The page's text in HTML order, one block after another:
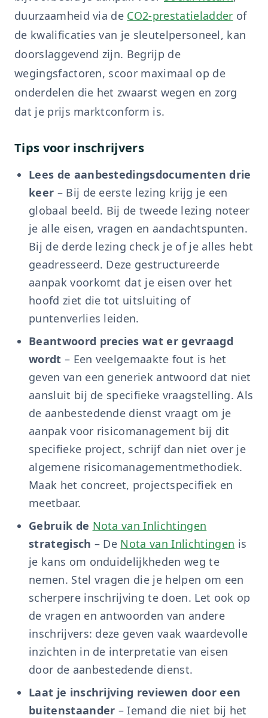
duurzaamheid via de CO2-prestatieladder of
de kwalificaties van je sleutelpersoneel, kan
doorslaggevend zijn. Begrijp de
wegingsfactoren, scoor maximaal op de
onderdelen die het zwaarst wegen en zorg
dat je prijs marktconform is.
Tips voor inschrijvers
Lees de aanbestedingsdocumenten drie
keer – Bij de eerste lezing krijg je een
globaal beeld. Bij de tweede lezing noteer
je alle eisen, vragen en aandachtspunten.
Bij de derde lezing check je of je alles hebt
geadresseerd. Deze gestructureerde
aanpak voorkomt dat je eisen over het
hoofd ziet die tot uitsluiting of
puntenverlies leiden.
Beantwoord precies wat er gevraagd
wordt – Een veelgemaakte fout is het
geven van een generiek antwoord dat niet
aansluit bij de specifieke vraagstelling. Als
de aanbestedende dienst vraagt om je
aanpak voor risicomanagement bij dit
specifieke project, schrijf dan niet over je
algemene risicomanagementmethodiek.
Maak het concreet, projectspecifiek en
meetbaar.
Gebruik de Nota van Inlichtingen
strategisch – De Nota van Inlichtingen is
je kans om onduidelijkheden weg te
nemen. Stel vragen die je helpen om een
scherpere inschrijving te doen. Let ook op
de vragen en antwoorden van andere
inschrijvers: deze geven vaak waardevolle
inzichten in de interpretatie van eisen
door de aanbestedende dienst.
Laat je inschrijving reviewen door een
buitenstaander – Iemand die niet bij het